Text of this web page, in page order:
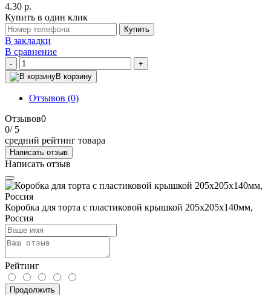
4.30 р.
Купить в один клик
Купить
В закладки
В сравнение
-
+
В корзину
Отзывов (0)
Отзывов0
0/ 5
средний рейтинг товара
Написать отзыв
Написать отзыв
Коробка для торта с пластиковой крышкой 205х205х140мм,
Россия
Рейтинг
Продолжить